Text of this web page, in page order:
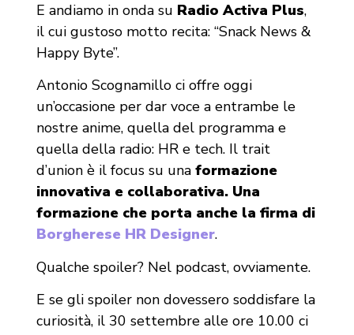
E andiamo in onda su Radio Activa Plus,
il cui gustoso motto recita: “Snack News &
Happy Byte”.
Antonio Scognamillo ci offre oggi
un’occasione per dar voce a entrambe le
nostre anime, quella del programma e
quella della radio: HR e tech. Il trait
d’union è il focus su una formazione
innovativa e collaborativa. Una
formazione che porta anche la firma di
Borgherese HR Designer.
Qualche spoiler? Nel podcast, ovviamente.
E se gli spoiler non dovessero soddisfare la
curiosità, il 30 settembre alle ore 10.00 ci